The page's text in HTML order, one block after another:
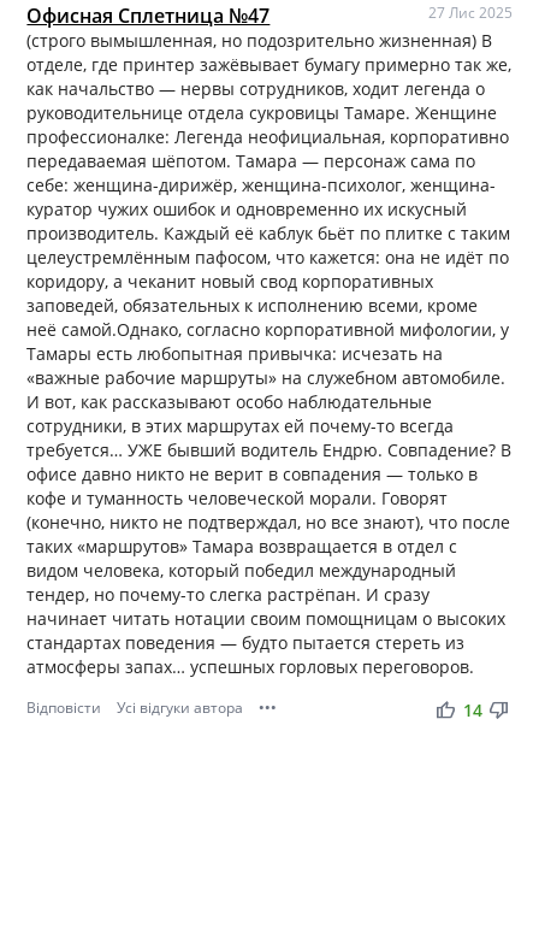
Офисная Сплетница №47 27 Лис 2025
(строго вымышленная, но подозрительно жизненная) В
отделе, где принтер зажёвывает бумагу примерно так же,
как начальство — нервы сотрудников, ходит легенда о
руководительнице отдела сукровицы Тамаре. Женщине
профессионалке: Легенда неофициальная, корпоративно
передаваемая шёпотом. Тамара — персонаж сама по
себе: женщина-дирижёр, женщина-психолог, женщина-
куратор чужих ошибок и одновременно их искусный
производитель. Каждый её каблук бьёт по плитке с таким
целеустремлённым пафосом, что кажется: она не идёт по
коридору, а чеканит новый свод корпоративных
заповедей, обязательных к исполнению всеми, кроме
неё самой.Однако, согласно корпоративной мифологии, у
Тамары есть любопытная привычка: исчезать на
«важные рабочие маршруты» на служебном автомобиле.
И вот, как рассказывают особо наблюдательные
сотрудники, в этих маршрутах ей почему-то всегда
требуется… УЖЕ бывший водитель Ендрю. Совпадение? В
офисе давно никто не верит в совпадения — только в
кофе и туманность человеческой морали. Говорят
(конечно, никто не подтверждал, но все знают), что после
таких «маршрутов» Тамара возвращается в отдел с
видом человека, который победил международный
тендер, но почему-то слегка растрёпан. И сразу
начинает читать нотации своим помощницам о высоких
стандартах поведения — будто пытается стереть из
атмосферы запах… успешных горловых переговоров.
Відповісти Усі відгуки автора ••• thumb_up thumb_down
14